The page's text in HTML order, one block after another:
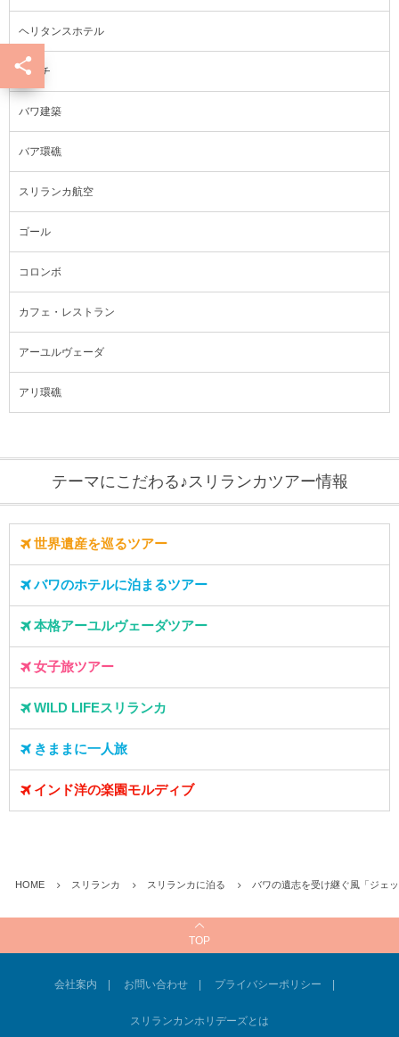
ヘリタンスホテル
ビーチ
バワ建築
バア環礁
スリランカ航空
ゴール
コロンボ
カフェ・レストラン
アーユルヴェーダ
アリ環礁
テーマにこだわる♪スリランカツアー情報
世界遺産を巡るツアー
バワのホテルに泊まるツアー
本格アーユルヴェーダツアー
女子旅ツアー
WILD LIFEスリランカ
きままに一人旅
インド洋の楽園モルディブ
HOME スリランカ スリランカに泊る バワの遺志を受け継ぐ風「ジェ
TOP
会社案内 お問い合わせ プライバシーポリシー
スリランカンホリデーズとは